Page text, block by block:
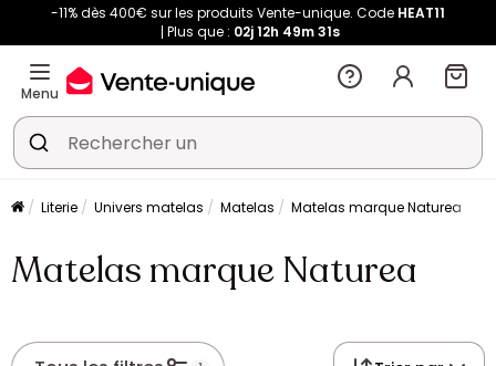
-11% dès 400€ sur les produits Vente-unique. Code HEAT11
Plus que : 02j 12h 49m 30s
Menu
Literie Univers matelas Matelas Matelas marque Naturea
Matelas marque Naturea